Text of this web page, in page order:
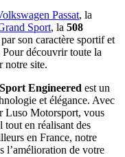
Passat, la
Sport, la 508
son caractère sportif et
découvrir toute la
notre site.
Engineered est un
et élégance. Avec
Luso Motorsport, vous
en réalisant des
en France, notre
l’amélioration de votre